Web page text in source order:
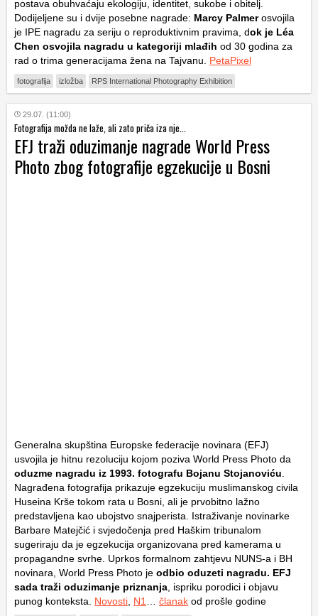
postava obuhvaćaju ekologiju, identitet, sukobe i obitelj.
Dodijeljene su i dvije posebne nagrade: Marcy Palmerosvojila
je IPE nagradu za seriju o reproduktivnim pravima, dok je Léa
Chen osvojila nagradu u kategoriji mlađih od 30 godina za
rad o trima generacijama žena na Tajvanu. PetaPixel
fotografija izložba RPS International Photography Exhibition
29.07. (11:00)
Fotografija možda ne laže, ali zato priča iza nje...
EFJ traži oduzimanje nagrade World Press
Photo zbog fotografije egzekucije u Bosni
Generalna skupština Europske federacije novinara (EFJ)
usvojila je hitnu rezoluciju kojom poziva World Press Photo da
oduzme nagradu iz 1993. fotografu Bojanu Stojanoviću
Nagrađena fotografija prikazuje egzekuciju muslimanskog civila
Huseina Krše tokom rata u Bosni, ali je prvobitno lažno
predstavljena kao ubojstvo snajperista. Istraživanje novinarke
Barbare Matejčić i svjedočenja pred Haškim tribunalom
sugeriraju da je egzekucija organizovana pred kamerama u
propagandne svrhe. Uprkos formalnom zahtjevu NUNS-a i BH
novinara, World Press Photo je odbio oduzeti nagradu. EFJ
sada traži oduzimanje priznanja , ispriku porodici i objavu
punog konteksta. Novosti N1 članak od prošle godine